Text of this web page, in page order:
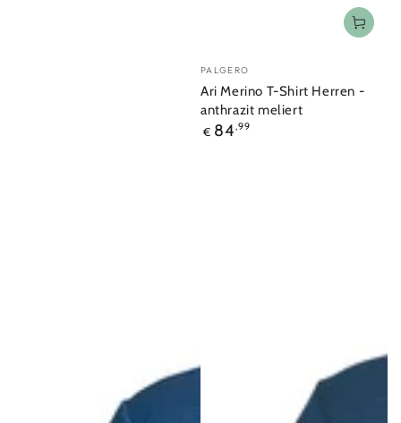
Verkäufer/in:
PALGERO
Ari Merino T-Shirt Herren -
anthrazit meliert
Regulärer
€ 84,99